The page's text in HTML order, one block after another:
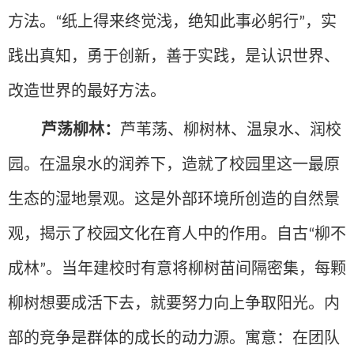
方法。 “纸上得来终觉浅，绝知此事必躬行” ，实
践出真知，勇于创新，善于实践，是认识世界、
改造世界的最好方法。
芦荡柳林： 芦苇荡、柳树林、温泉水、润校
园。在温泉水的润养下，造就了校园里这一最原
生态的湿地景观。这是外部环境所创造的自然景
观，揭示了校园文化在育人中的作用。自古“柳不
成林”。当年建校时有意将柳树苗间隔密集，每颗
柳树想要成活下去，就要努力向上争取阳光。内
部的竞争是群体的成长的动力源。寓意：在团队